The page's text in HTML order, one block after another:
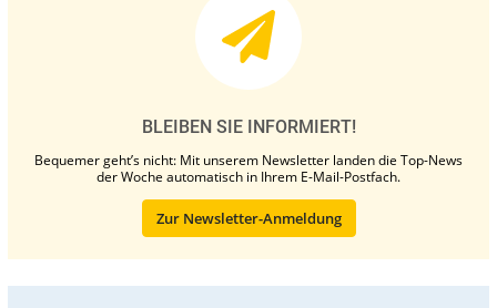
BLEIBEN SIE INFORMIERT!
Bequemer geht’s nicht: Mit unserem Newsletter landen die Top-News
der Woche automatisch in Ihrem E-Mail-Postfach.
Zur Newsletter-Anmeldung